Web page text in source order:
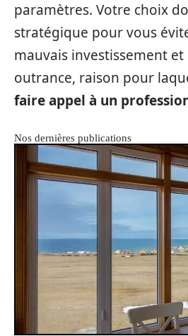
paramètres. Votre choix
stratégique pour vous
mauvais investissement et
outrance, raison pour
faire appel à un
Nos dernières publications